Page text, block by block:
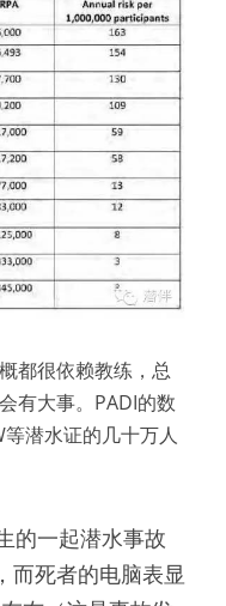
很依赖教练，总
有大事。PADI的数
潜水证的几十万人
的一起潜水事故
而死者的电脑表显